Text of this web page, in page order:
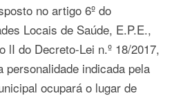
no artigo 6º do
Locais de Saúde, E.P.E.,
lI do Decreto-Lei n.º 18/2017,
personalidade indicada pela
ocupará o lugar de